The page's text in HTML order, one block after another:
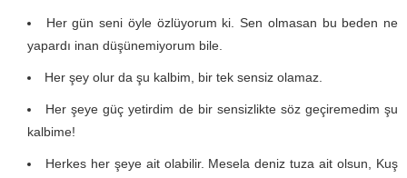
Her gün seni öyle özlüyorum ki. Sen olmasan bu beden ne
yapardı inan düşünemiyorum bile.
Her şey olur da şu kalbim, bir tek sensiz olamaz.
Her şeye güç yetirdim de bir sensizlikte söz geçiremedim şu
kalbime!
Herkes her şeye ait olabilir. Mesela deniz tuza ait olsun, Kuş